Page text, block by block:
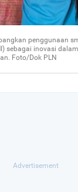
penggunaan
sebagai inovasi
Foto/Dok PLN